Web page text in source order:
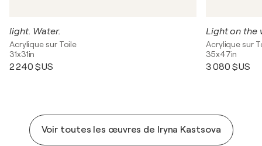
light. Water.
Acrylique sur Toile
31x31in
2 240 $US
Light on the
Acrylique sur
35x47in
3 080 $US
Voir toutes les œuvres de Iryna Kastsova